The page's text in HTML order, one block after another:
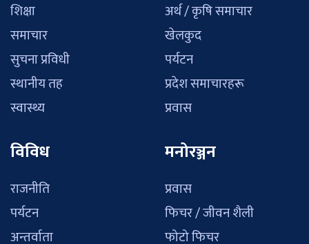
शिक्षा
समाचार
सुचना प्रविधी
स्थानीय तह
स्वास्थ्य
अर्थ / कृषि समाचार
खेलकुद
पर्यटन
प्रदेश समाचारहरू
प्रवास
विविध
राजनीति
पर्यटन
अन्तर्वाता
मनोरञ्जन
प्रवास
फिचर / जीवन शैली
फोटो फिचर